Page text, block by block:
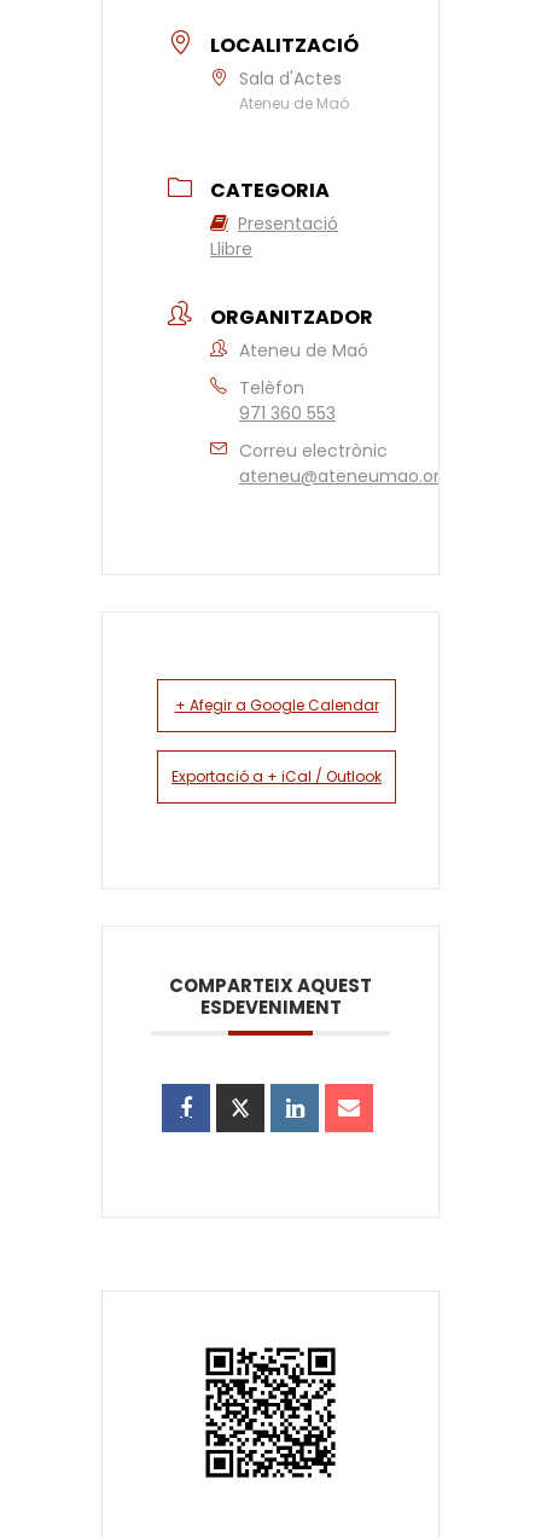
LOCALITZACIÓ
Sala d'Actes
Ateneu de Maó
CATEGORIA
Presentació
Llibre
ORGANITZADOR
Ateneu de Maó
Telèfon
971 360 553
Correu electrònic
ateneu@ateneumao.org
+ Afegir a Google Calendar
Exportació a + iCal / Outlook
COMPARTEIX AQUEST
ESDEVENIMENT